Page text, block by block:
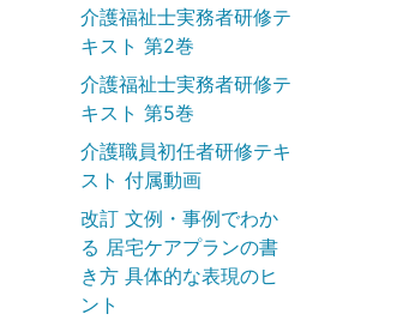
介護福祉士実務者研修テ
キスト 第2巻
介護福祉士実務者研修テ
キスト 第5巻
介護職員初任者研修テキ
スト 付属動画
改訂 文例・事例でわか
る 居宅ケアプランの書
き方 具体的な表現のヒ
ント